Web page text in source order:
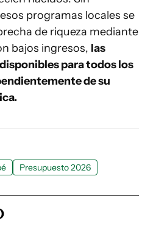
programas locales se
de riqueza mediante
bajos ingresos, las
para todos los
de su
Presupuesto 2026